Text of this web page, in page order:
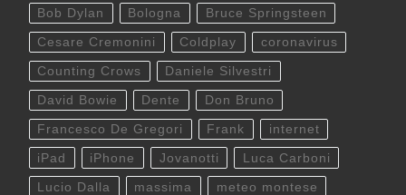
Bob Dylan Bologna Bruce Springsteen
Cesare Cremonini Coldplay coronavirus
Counting Crows Daniele Silvestri
David Bowie Dente Don Bruno
Francesco De Gregori Frank internet
iPad iPhone Jovanotti Luca Carboni
Lucio Dalla massima meteo montese